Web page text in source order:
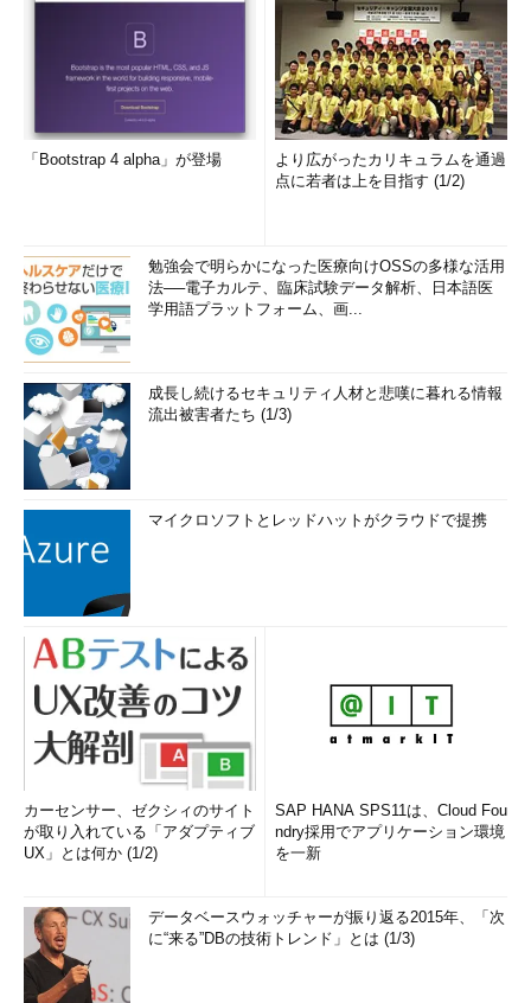
「Bootstrap 4 alpha」が登場
より広がったカリキュラムを通過
点に若者は上を目指す (1/2)
勉強会で明らかになった医療向けOSSの多様な活用
法──電子カルテ、臨床試験データ解析、日本語医
学用語プラットフォーム、画...
成長し続けるセキュリティ人材と悲嘆に暮れる情報
流出被害者たち (1/3)
マイクロソフトとレッドハットがクラウドで提携
カーセンサー、ゼクシィのサイト
が取り入れている「アダプティブ
UX」とは何か (1/2)
SAP HANA SPS11は、Cloud Fou
ndry採用でアプリケーション環境
を一新
データベースウォッチャーが振り返る2015年、「次
に“来る”DBの技術トレンド」とは (1/3)